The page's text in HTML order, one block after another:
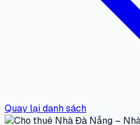
Quay lại danh sách